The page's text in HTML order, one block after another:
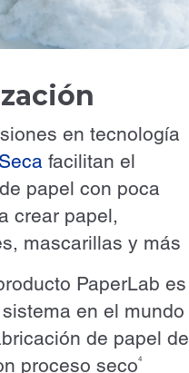
en tecnología
facilitan el
papel con poca
crear papel,
mascarillas y más
PaperLab es
en el mundo
de papel de
proceso seco4